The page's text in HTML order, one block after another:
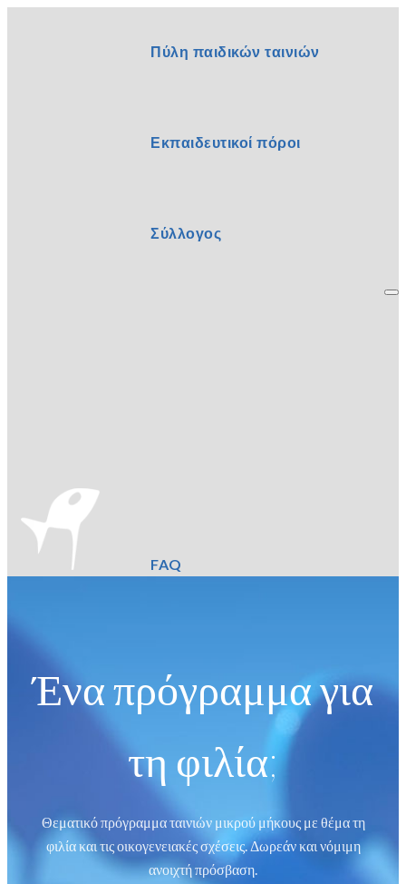
Πύλη παιδικών ταινιών
Εκπαιδευτικοί πόροι
Σύλλογος
FAQ
Ένα πρόγραμμα για
τη φιλία;
Θεματικό πρόγραμμα ταινιών μικρού μήκους με θέμα τη
φιλία και τις οικογενειακές σχέσεις. Δωρεάν και νόμιμη
ανοιχτή πρόσβαση.